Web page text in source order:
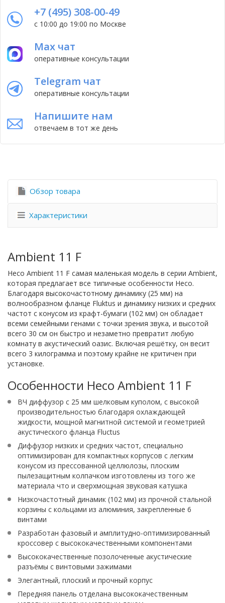
+7 (495) 308-00-49
с 10:00 до 19:00 по Москве
Max чат
оперативные консультации
Telegram чат
оперативные консультации
Напишите нам
отвечаем в тот же день
Обзор товара
Характеристики
Ambient 11 F
Heco Ambient 11 F самая маленькая модель в серии Ambient,
которая предлагает все типичные особенности Heco.
Благодаря высокочастотному динамику (25 мм) на
волнообразном фланце Fluktus и динамику низких и средних
частот с конусом из крафт-бумаги (102 мм) он обладает
всеми семейными генами с точки зрения звука, и высотой
всего 30 см он быстро и незаметно превратит любую
комнату в акустический оазис. Включая решётку, он весит
всего 3 килограмма и поэтому крайне не критичен при
установке.
Особенности Heco Ambient 11 F
ВЧ диффузор с 25 мм шелковым куполом, с высокой
производительностью благодаря охлаждающей
жидкости, мощной магнитной системой и геометрией
акустического фланца Fluctus
Диффузор низких и средних частот, специально
оптимизирован для компактных корпусов с легким
конусом из прессованной целлюлозы, плоским
пылезащитным колпачком изготовлены из того же
материала что и сверхмощная звуковая катушка
Низкочастотный динамик (102 мм) из прочной стальной
корзины с кольцами из алюминия, закрепленные 6
винтами
Разработан фазовый и амплитудно-оптимизированный
кроссовер с высококачественными компонентами
Высококачественные позолоченные акустические
разъёмы с винтовыми зажимами
Элегантный, плоский и прочный корпус
Передняя панель отделана высококачественным